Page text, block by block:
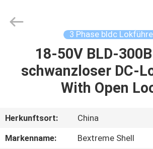
STARTSEITE
PRODUKTE
VIDEOS
Motor
Technology
3 Phase bldc
18-50V BLD-
schwanzloser DC-
With Open
Herkunftsort:
China
Markenname:
Bextreme Shell